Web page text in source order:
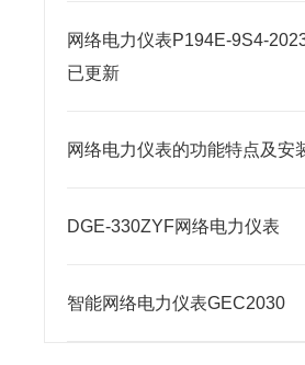
网络电力仪表P194E-9S4-
已更新
网络电力仪表的功能特点及安
DGE-330ZYF网络电力仪表
智能网络电力仪表GEC2030